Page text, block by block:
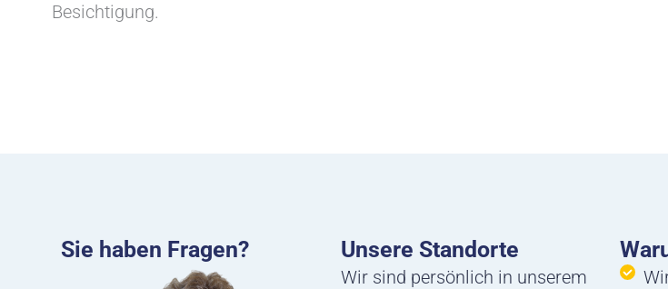
Besichtigung.
Sie haben Fragen? Unsere Standorte
Wir sind persönlich in unserem